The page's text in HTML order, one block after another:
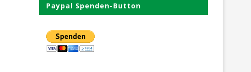
Paypal Spenden-Button